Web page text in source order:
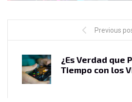
Previous
¿Es Verdad que
Tiempo con los